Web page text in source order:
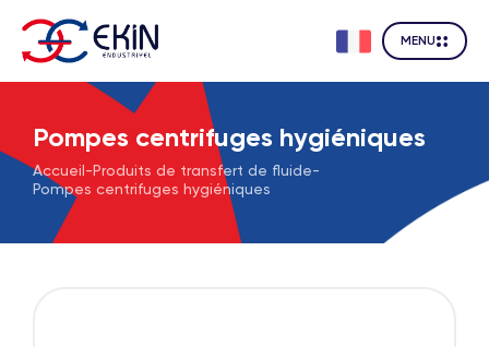
MENU
Pompes centrifuges hygiéniques
Accueil - Produits de transfert de fluide-
Pompes centrifuges hygiéniques